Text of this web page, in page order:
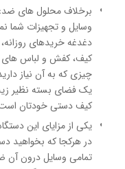
برخلاف محلول های
وسایل و تجهیزات شما
دغدغه خریدهای
کیف، کفش و لباس های
یک فضای بسته نظیر
کیف دستی خودتان
یکی از مزایای این
در هرکجا که بخواهید
تمامی وسایل درون آن